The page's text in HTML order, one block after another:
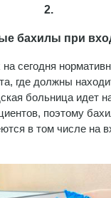
2.
бахилы при
сегодня
где должны
больница идет
поэтому
в том числе на